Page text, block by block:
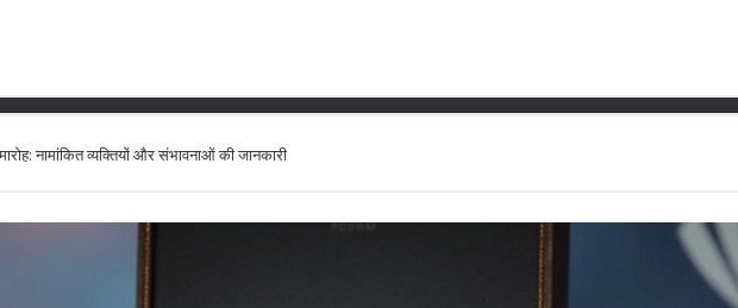
2024 पुरस्कार समारोह: नामांकित व्यक्तियों
नामांकित व्यक्तियों और संभावनाओं की जानकारी